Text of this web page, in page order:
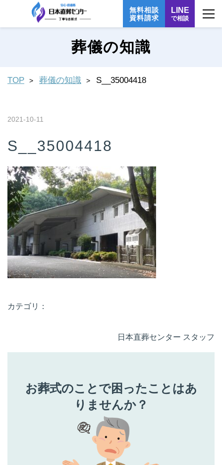
無料相談
資料請求
LINE
で相談
葬儀の知識
TOP 葬儀の知識 S__35004418
2021-10-11
S__35004418
カテゴリ：
日本直葬センター スタッフ
お葬式のことで困ったことはあ
りませんか？